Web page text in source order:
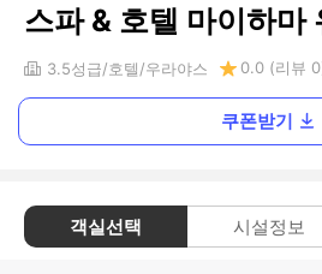
스파 & 호텔 마이하마
3.5성급 호텔 우라야스 0.0 (리뷰 0
쿠폰받기
객실선택 시설정보